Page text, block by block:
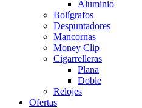
Aluminio
Bolígrafos
Despuntadores
Mancornas
Money Clip
Cigarrelleras
Plana
Doble
Relojes
Ofertas